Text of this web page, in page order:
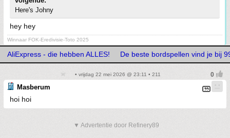
Here's Johny
hey hey
Winnaar FOK-Eredivisie-Toto 2025
AliExpress - die hebben ALLES! De beste bordspellen vind je bij
• vrijdag 22 mei 2026 @ 23:11 • 211
Masberum
hoi hoi
▼ Advertentie door Refinery89